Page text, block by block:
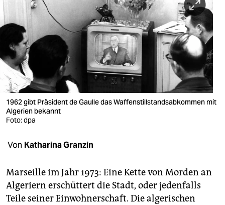
berlin
nord
wahrheit
verlag
verlag
veranstaltungen
unterstützen
abo
1962 gibt Präsident de Gaulle das Waffenstillstandsabkommen mit
Algerien bekannt
Foto: dpa
Von Katharina Granzin
Marseille im Jahr 1973: Eine Kette von Morden an
Algeriern erschüttert die Stadt, oder jedenfalls
Teile seiner Einwohnerschaft. Die algerischen